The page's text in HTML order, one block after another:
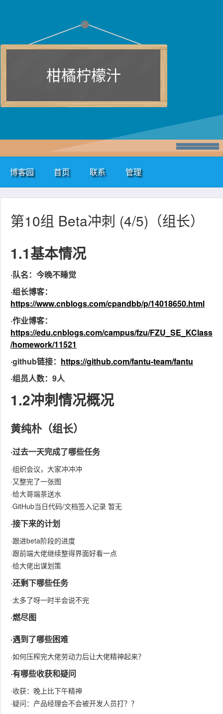
柑橘柠檬汁
博客园 首页 联系 管理
第10组 Beta冲刺 (4/5)（组长）
1.1基本情况
·队名：今晚不睡觉
·组长博客：
https://www.cnblogs.com/cpandbb/p/14018650.html
·作业博客：
https://edu.cnblogs.com/campus/fzu/FZU_SE_KClass
/homework/11521
·github链接： https://github.com/fantu-team/fantu
·组员人数：9人
1.2冲刺情况概况
黄纯朴（组长）
·过去一天完成了哪些任务
·组织会议，大家冲冲冲
·又整完了一张图
·给大哥端茶送水
·GitHub当日代码/文档签入记录 暂无
·接下来的计划
·跟进beta阶段的进度
·跟前端大佬继续整得界面好看一点
·给大佬出谋划策
·还剩下哪些任务
·太多了呀一时半会说不完
·燃尽图
·遇到了哪些困难
·如何压榨完大佬劳动力后让大佬精神起来？
·有哪些收获和疑问
·收获：晚上比下午精神
·疑问：产品经理会不会被开发人员打？？